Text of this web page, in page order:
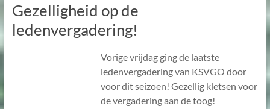
Gezelligheid op de
ledenvergadering!
Vorige vrijdag ging de laatste
ledenvergadering van KSVGO door
voor dit seizoen! Gezellig kletsen voor
de vergadering aan de toog!